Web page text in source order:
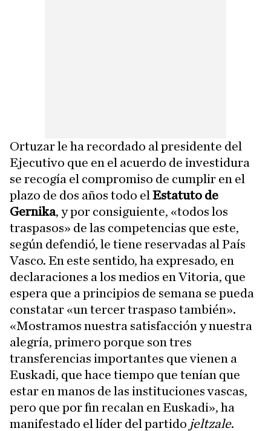
Ortuzar le ha recordado al presidente del
Ejecutivo que en el acuerdo de investidura
se recogía el compromiso de cumplir en el
plazo de dos años todo el Estatuto de
Gernika, y por consiguiente, «todos los
traspasos» de las competencias que este,
según defendió, le tiene reservadas al País
Vasco. En este sentido, ha expresado, en
declaraciones a los medios en Vitoria, que
espera que a principios de semana se pueda
constatar «un tercer traspaso también».
«Mostramos nuestra satisfacción y nuestra
alegría, primero porque son tres
transferencias importantes que vienen a
Euskadi, que hace tiempo que tenían que
estar en manos de las instituciones vascas,
pero que por fin recalan en Euskadi», ha
manifestado el líder del partido jeltzale.